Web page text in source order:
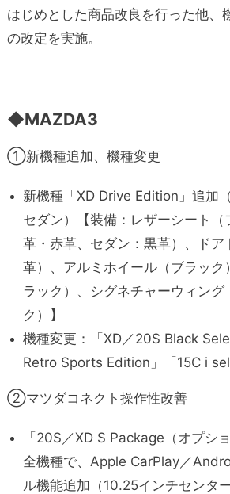
はじめとした商品改良を行った他、
の改定を実施。
◆MAZDA3
①新機種追加、機種変更
新機種「XD Drive Edition」追加
セダン）【装備：レザーシート
革・赤革、セダン：黒革）、ドア
革）、アルミホイール（ブラック
ラック）、シグネチャーウィング
ク）】
機種変更：「XD／20S Black
Retro Sports Edition」「15C i
②マツダコネクト操作性改善
「20S／XD S Package（オプシ
全機種で、Apple CarPlay／
ル機能追加（10.25インチセンタ